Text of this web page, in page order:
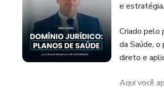
e estratégia.
Criado pelo
da Saúde,
direto e
Aqui você